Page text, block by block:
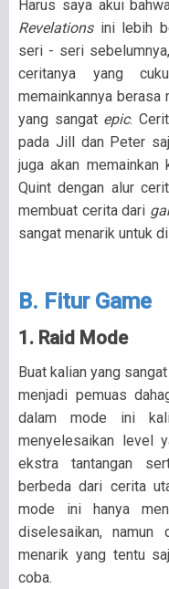
Harus saya akui
Revelationsini lebih
seri - seri
ceritanya yang
memainkannya
yang sangat epic.
pada Jill dan Peter
juga akan memainkan
Quint dengan alur
membuat cerita dari
sangat menarik untuk
B. Fitur Game
1. Raid Mode
Buat kalian yang
menjadi pemuas
dalam mode ini
menyelesaikan level
ekstra tantangan
berbeda dari cerita
mode ini hanya
diselesaikan, namun
menarik yang tentu
coba.